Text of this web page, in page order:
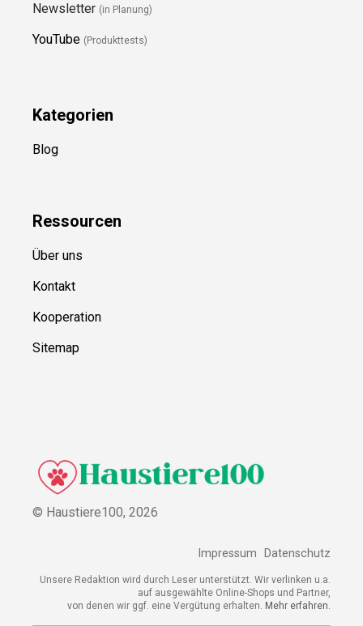
Newsletter (in Planung)
YouTube (Produkttests)
Kategorien
Blog
Ressourcen
Über uns
Kontakt
Kooperation
Sitemap
© Haustiere100, 2026
Impressum Datenschutz
Unsere Redaktion wird durch Leser unterstützt. Wir verlinken u.a.
auf ausgewählte Online-Shops und Partner,
von denen wir ggf. eine Vergütung erhalten. Mehr erfahren.